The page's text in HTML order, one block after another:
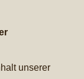
unserer